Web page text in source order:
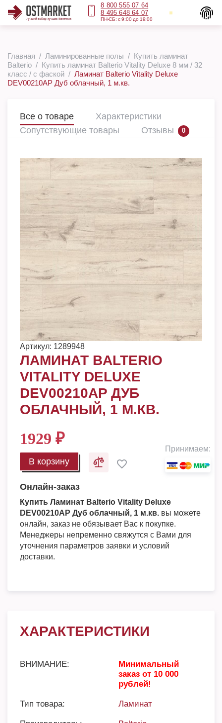
8 800 555 07 64
8 495 648 64 07
ПН-СБ: с 9:00 до 19:00
Главная Ламинированные полы
Купить ламинат
Balterio
Купить ламинат Balterio Vitality Deluxe 8 мм / 32
класс / с фаской
Ламинат Balterio Vitality Deluxe
DEV00210AP Дуб облачный, 1 м.кв.
Все о товаре
Характеристики
Сопутствующие товары
Отзывы 0
Артикул: 1289948
ЛАМИНАТ BALTERIO
VITALITY DELUXE
DEV00210AP ДУБ
ОБЛАЧНЫЙ, 1 М.КВ.
1929 ₽
В корзину
Принимаем:
Онлайн-заказ
Купить Ламинат Balterio Vitality Deluxe
DEV00210AP Дуб облачный, 1 м.кв. вы можете
онлайн, заказ не обязывает Вас к покупке.
Менеджеры непременно свяжутся с Вами для
уточнения параметров заявки и условий
доставки.
ХАРАКТЕРИСТИКИ
ВНИМАНИЕ:
Минимальный
заказ от 10 000
рублей!
Тип товара: Ламинат